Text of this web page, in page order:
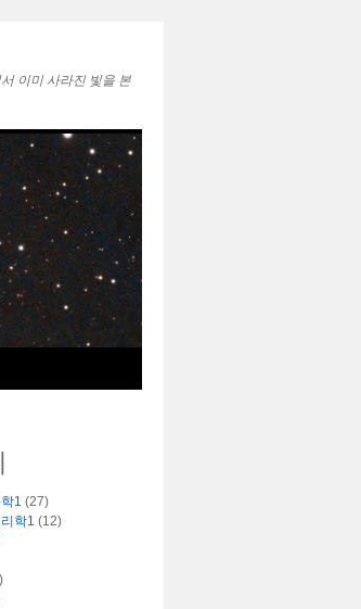
ㅤㅤㅤㅤㅤㅤㅤㅤㅤ이미 사라진 빛을 본
1 (27)
학1 (12)